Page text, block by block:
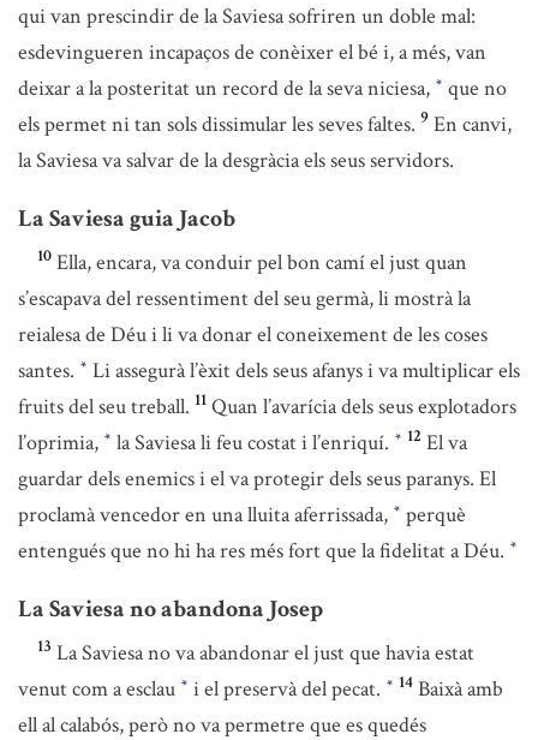
qui van prescindir de la Saviesa sofriren un doble mal:
esdevingueren incapaços de conèixer el bé i, a més, van
deixar a la posteritat un record de la seva niciesa, * que no
els permet ni tan sols dissimular les seves faltes. 9 En canvi,
la Saviesa va salvar de la desgràcia els seus servidors.
La Saviesa guia Jacob
10 Ella, encara, va conduir pel bon camí el just quan
s’escapava del ressentiment del seu germà, li mostrà la
reialesa de Déu i li va donar el coneixement de les coses
santes. * Li assegurà l’èxit dels seus afanys i va multiplicar els
fruits del seu treball. 11 Quan l’avarícia dels seus explotadors
l’oprimia, * la Saviesa li feu costat i l’enriquí. * 12 El va
guardar dels enemics i el va protegir dels seus paranys. El
proclamà vencedor en una lluita aferrissada, * perquè
entengués que no hi ha res més fort que la fidelitat a Déu. *
La Saviesa no abandona Josep
13 La Saviesa no va abandonar el just que havia estat
venut com a esclau * i el preservà del pecat. * 14 Baixà amb
ell al calabós, però no va permetre que es quedés